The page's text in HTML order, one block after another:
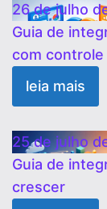
26 de julho
Guia de
com controle
leia mais
25 de julho
Guia de
crescer